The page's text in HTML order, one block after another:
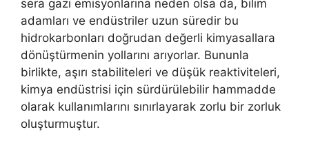
sera gazı emisyonlarına neden olsa da, bilim
adamları ve endüstriler uzun süredir bu
hidrokarbonları doğrudan değerli kimyasallara
dönüştürmenin yollarını arıyorlar. Bununla
birlikte, aşırı stabiliteleri ve düşük reaktiviteleri,
kimya endüstrisi için sürdürülebilir hammadde
olarak kullanımlarını sınırlayarak zorlu bir zorluk
oluşturmuştur.